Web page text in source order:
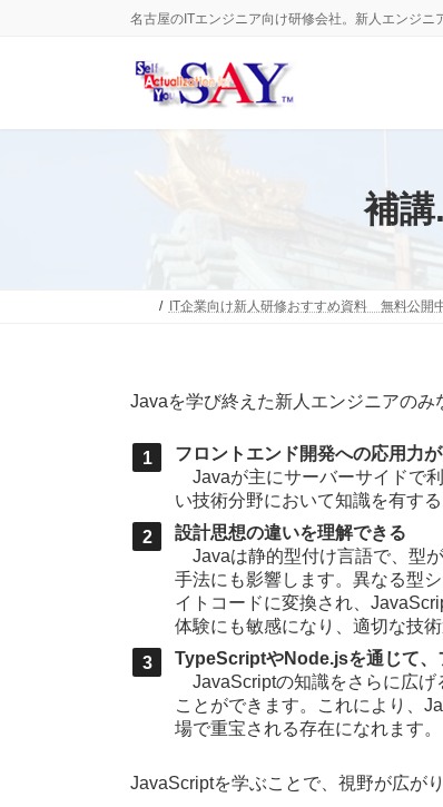
へ
ョ
名古屋のITエンジニア向け研修会社。新人エンジ
補
IT企業向け新人研修おすすめ資料 無料公開
Javaを学び終えた新人エンジニアの
フロントエンド開発への応用力
Javaが主にサーバーサイドで
い技術分野において知識を有す
設計思想の違いを理解できる
Javaは静的型付け言語で、型
手法にも影響します。異なる型
イトコードに変換され、
体験にも敏感になり、適切な技
TypeScriptやNode.jsを通じて、
JavaScriptの知識をさらに広げ
ことができます。これにより、
場で重宝される存在になれます。
JavaScriptを学ぶことで、視野が広が